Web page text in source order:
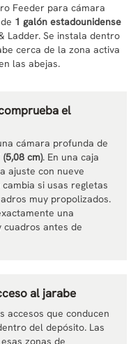
Feeder para cámara
1 galón estadounidense
Ladder. Se instala dentro
cerca de la zona activa
las abejas.
el
cámara profunda de
(5,08 cm). En una caja
ajuste con nueve
si usas regletas
muy propolizados.
una
cuadros antes de
al jarabe
accesos que conducen
del depósito. Las
zonas de